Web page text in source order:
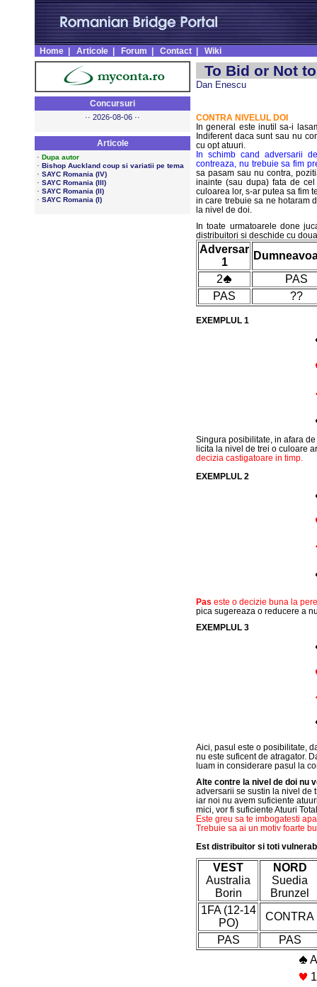
Home Articole Forum Contact Wiki
Concursuri
·· 2026-08-06 ··
Articole
· Dupa autor
· Bishop Auckland coup si variatii pe tema
· SAYC Romania (IV)
· SAYC Romania (III)
· SAYC Romania (II)
· SAYC Romania (I)
To Bid or Not
Dan Enescu
CONTRA NIVELUL DOI
In general este inutil sa-i
Indiferent daca sunt sau nu
cu opt atuuri.
In schimb cand adversarii
contreaza, nu trebuie sa fim
sa pasam sau nu contra,
inainte (sau dupa) fata de
culoarea lor, s-ar putea sa fim
in care trebuie sa ne hotaram
la nivel de doi.
In toate urmatoarele done
distribuitori si deschide cu
Adversar
1
2
PAS
PAS
??
EXEMPLUL 1
Singura posibilitate, in afara
licita la nivel de trei o culoare
decizia castigatoare in timp.
EXEMPLUL 2
Pas este o decizie buna la
pica sugereaza o reducere a
EXEMPLUL 3
Aici, pasul este o posibilitate,
nu este suficent de atragator.
luam in considerare pasul la
Alte contre la nivel de doi nu
adversarii se sustin la nivel de
iar noi nu avem suficiente
mici, vor fi suficiente Atuuri
Este greu sa te imbogatesti
Trebuie sa ai un motiv foarte
Est distribuitor si toti
VEST
Australia
Borin
NORD
Suedia
Brunzel
1FA (12-14
PO)
CONTRA
PAS
PAS